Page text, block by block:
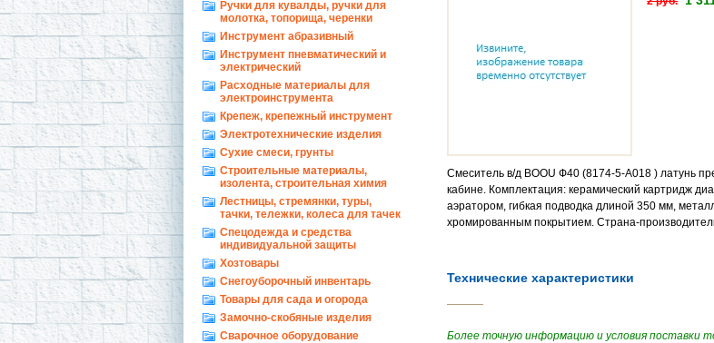
Ручки для кувалды, ручки для
молотка, топорища, черенки
Инструмент абразивный
Инструмент пневматический и
электрический
Расходные материалы для
электроинструмента
Крепеж, крепежный инструмент
Электротехнические изделия
Сухие смеси, грунты
Строительные материалы,
изолента, строительная химия
Лестницы, стремянки, туры,
тачки, тележки, колеса для тачек
Спецодежда и средства
индивидуальной защиты
Хозтовары
Снегоуборочный инвентарь
Товары для сада и огорода
Замочно-скобяные изделия
Сварочное оборудование
Смеситель в/д BOOU Ф40 (8174-5-А018 ) латунь
кабине. Комплектация: керамический картридж
аэратором, гибкая подводка длиной 350 мм,
хромированным покрытием. Страна-
Технические характеристики
Более точную информацию и условия поставки